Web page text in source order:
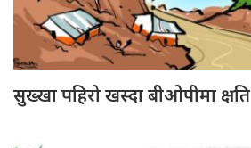
सुख्खा पहिरो खस्दा बीओपीमा क्षति